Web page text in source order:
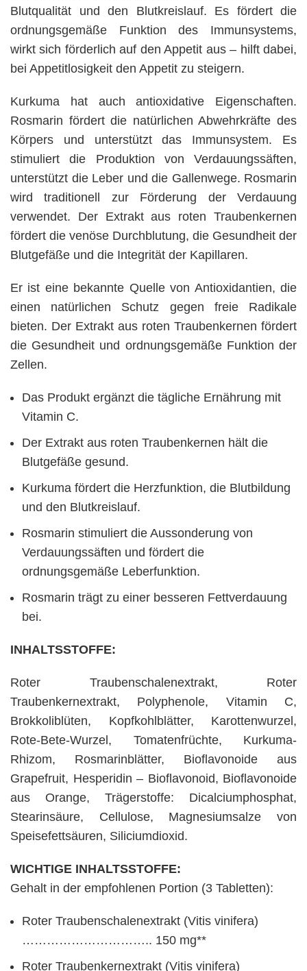
Blutqualität und den Blutkreislauf. Es fördert die
ordnungsgemäße Funktion des Immunsystems,
wirkt sich förderlich auf den Appetit aus – hilft dabei,
bei Appetitlosigkeit den Appetit zu steigern.
Kurkuma hat auch antioxidative Eigenschaften.
Rosmarin fördert die natürlichen Abwehrkräfte des
Körpers und unterstützt das Immunsystem. Es
stimuliert die Produktion von Verdauungssäften,
unterstützt die Leber und die Gallenwege. Rosmarin
wird traditionell zur Förderung der Verdauung
verwendet. Der Extrakt aus roten Traubenkernen
fördert die venöse Durchblutung, die Gesundheit der
Blutgefäße und die Integrität der Kapillaren.
Er ist eine bekannte Quelle von Antioxidantien, die
einen natürlichen Schutz gegen freie Radikale
bieten. Der Extrakt aus roten Traubenkernen fördert
die Gesundheit und ordnungsgemäße Funktion der
Zellen.
Das Produkt ergänzt die tägliche Ernährung mit
Vitamin C.
Der Extrakt aus roten Traubenkernen hält die
Blutgefäße gesund.
Kurkuma fördert die Herzfunktion, die Blutbildung
und den Blutkreislauf.
Rosmarin stimuliert die Aussonderung von
Verdauungssäften und fördert die
ordnungsgemäße Leberfunktion.
Rosmarin trägt zu einer besseren Fettverdauung
bei.
INHALTSSTOFFE:
Roter Traubenschalenextrakt, Roter
Traubenkernextrakt, Polyphenole, Vitamin C,
Brokkoliblüten, Kopfkohlblätter, Karottenwurzel,
Rote-Bete-Wurzel, Tomatenfrüchte, Kurkuma-
Rhizom, Rosmarinblätter, Bioflavonoide aus
Grapefruit, Hesperidin – Bioflavonoid, Bioflavonoide
aus Orange, Trägerstoffe: Dicalciumphosphat,
Stearinsäure, Cellulose, Magnesiumsalze von
Speisefettsäuren, Siliciumdioxid.
WICHTIGE INHALTSSTOFFE:
Gehalt in der empfohlenen Portion (3 Tabletten):
Roter Traubenschalenextrakt (Vitis vinifera)
………………………….. 150 mg**
Roter Traubenkernextrakt (Vitis vinifera)